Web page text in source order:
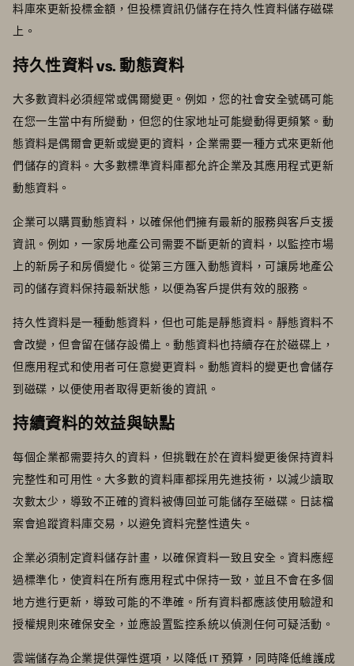
料庫來更新投標金額，但投標資訊仍儲存在持久性資料儲存磁碟
上。
持久性資料 vs. 動態資料
大多數資料必須經常或偶爾變更。例如，您的社會安全號碼可能
在您一生當中有所變動，但您的住家地址可能變動得更頻繁。動
態資料是偶爾會更新或變更的資料，企業需要一種方式來更新他
們儲存的資料。大多數標準資料庫都允許企業及其應用程式更新
動態資料。
企業可以購買動態資料，以確保他們擁有最新的服務與客戶支援
資訊。例如，一家房地產公司需要不斷更新的資料，以監控市場
上的新房子和房價變化。從第三方匯入動態資料，可讓房地產公
司的儲存資料保持最新狀態，以便為客戶提供有效的服務。
持久性資料是一種動態資料，但也可能是靜態資料。靜態資料不
會改變，但會留在儲存設備上。動態資料也持續存在於磁碟上，
但應用程式和使用者可任意變更資料。動態資料的變更也會儲存
到磁碟，以便使用者取得更新後的資訊。
持續資料的效益與缺點
每個企業都需要持久的資料，但挑戰在於在資料變更後保持資料
完整性和可用性。大多數的資料庫都採用先進技術，以減少讀取
次數太少，導致不正確的資料被傳回並可能儲存至磁碟。日誌檔
案會追蹤資料庫交易，以避免資料完整性遺失。
企業必須制定資料儲存計畫，以確保資料一致且安全。資料應經
過標準化，使資料在所有應用程式中保持一致，並且不會在多個
地方進行更新，導致可能的不準確。所有資料都應該使用驗證和
授權規則來確保安全，並應設置監控系統以偵測任何可疑活動。
雲端儲存為企業提供彈性選項，以降低 IT 預算，同時降低維護成